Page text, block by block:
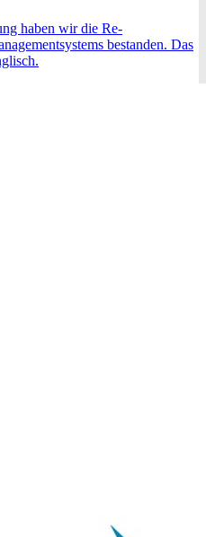
haben wir die Re-
bestanden. Das